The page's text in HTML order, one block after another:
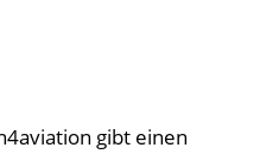
gibt einen